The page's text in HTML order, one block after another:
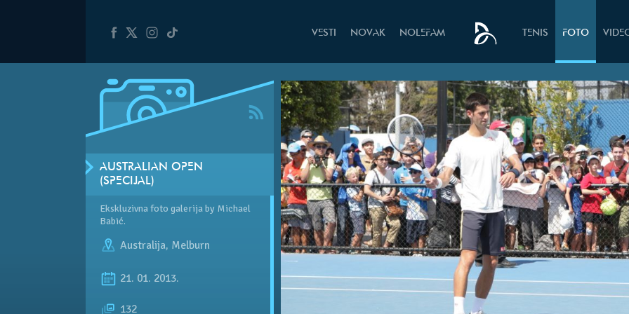
VESTI NOVAK NOLEFAM TENIS FOTO
AUSTRALIAN OPEN
(SPECIJAL)
Ekskluzivna foto galerija by Michael
Babić.
Australija, Melburn
21. 01. 2013.
132